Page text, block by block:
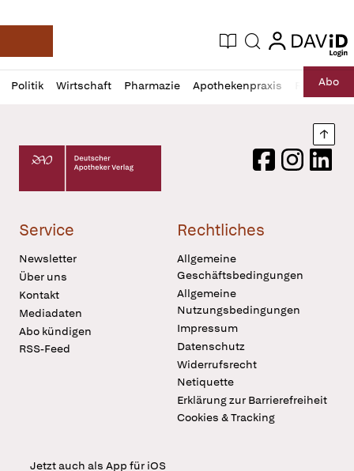
Deutsche Apotheker Zeitung
Aktuelle Ausgabe
Suche login
login
Politik Wirtschaft Pharmazie Apothekenpraxis RechtAbo
Profil
öffnen
Daz
Pur
Deutscher Apotheker Verlag Logo
FacebookInstagram
Service
Newsletter
Über uns
Kontakt
Mediadaten
Abo kündigen
RSS-Feed
Rechtliches
Allgemeine
Geschäftsbedingungen
Allgemeine
Nutzungsbedingungen
Impressum
Datenschutz
Widerrufsrecht
Netiquette
Erklärung zur Barrierefreiheit
Cookies & Tracking
Jetzt auch als App für iOS